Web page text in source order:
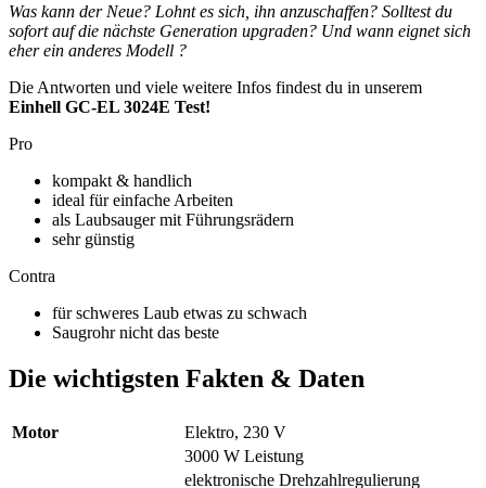
Was kann der Neue? Lohnt es sich, ihn anzuschaffen? Solltest du
sofort auf die nächste Generation upgraden? Und wann eignet sich
eher ein anderes Modell ?
Die Antworten und viele weitere Infos findest du in unserem
Einhell GC-EL 3024E Test!
Pro
kompakt & handlich
ideal für einfache Arbeiten
als Laubsauger mit Führungsrädern
sehr günstig
Contra
für schweres Laub etwas zu schwach
Saugrohr nicht das beste
Die wichtigsten Fakten & Daten
Motor
Elektro, 230 V
3000 W Leistung
elektronische Drehzahlregulierung